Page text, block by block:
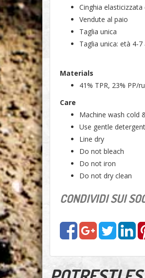
Cinghia
Vendute al paio
Taglia unica
Taglia unica: età 4-7
Materials
41% TPR, 23% PP/
Care
Machine wash cold
Use gentle detergent
Line dry
Do not bleach
Do not iron
Do not dry clean
CONDIVIDI SUI